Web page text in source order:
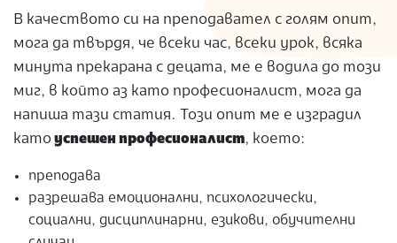
В качеството си на преподавател с голям опит,
мога да твърдя, че всеки час, всеки урок, всяка
минута прекарана с децата, ме е водила до този
миг, в който аз като професионалист, мога да
напиша тази статия. Този опит ме е изградил
катоуспешен професионалист, което:
преподава
разрешава емоционални, психологически,
социални, дисциплинарни, езикови, обучителни